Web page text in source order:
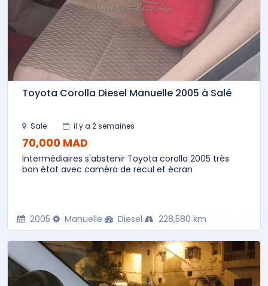
Toyota Corolla Diesel Manuelle 2005 à Salé
Sale il y a 2 semaines
70,000 MAD
Intermédiaires s'abstenir Toyota corolla 2005 très
bon état avec caméra de recul et écran
2005 Manuelle Diesel 228,580 km